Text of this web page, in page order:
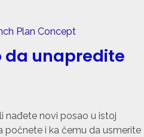
da unapredite
nađete novi posao u istoj
počnete i ka čemu da usmerite